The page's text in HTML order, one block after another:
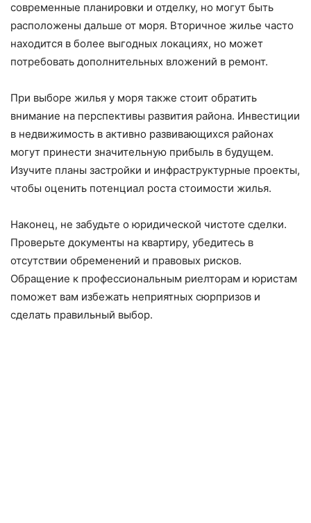
современные планировки и отделку, но могут быть
расположены дальше от моря. Вторичное жилье часто
находится в более выгодных локациях, но может
потребовать дополнительных вложений в ремонт.
При выборе жилья у моря также стоит обратить
внимание на перспективы развития района. Инвестиции
в недвижимость в активно развивающихся районах
могут принести значительную прибыль в будущем.
Изучите планы застройки и инфраструктурные проекты,
чтобы оценить потенциал роста стоимости жилья.
Наконец, не забудьте о юридической чистоте сделки.
Проверьте документы на квартиру, убедитесь в
отсутствии обременений и правовых рисков.
Обращение к профессиональным риелторам и юристам
поможет вам избежать неприятных сюрпризов и
сделать правильный выбор.